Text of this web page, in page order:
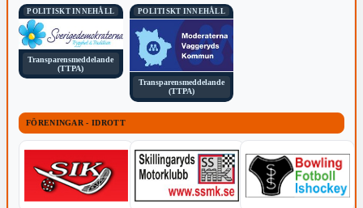
POLITISKT INNEHÅLL
Transparensmeddelande
(TTPA)
POLITISKT INNEHÅLL
Transparensmeddelande
(TTPA)
FÖRENINGAR - IDROTT